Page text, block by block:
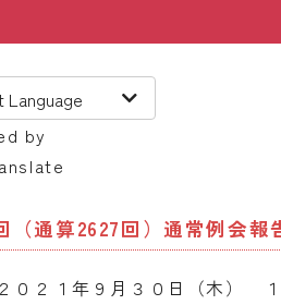
by
（通算2627回）通常例会報
０２１年９月３０日（木）